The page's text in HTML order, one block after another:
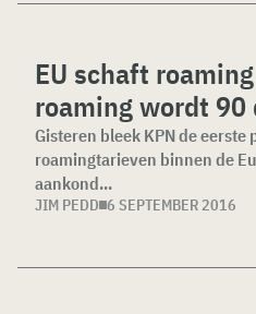
EU schaft
roaming wordt 90
Gisteren bleek KPN de
roamingtarieven binnen de
aankond...
JIM PEDD 6 SEPTEMBER 2016